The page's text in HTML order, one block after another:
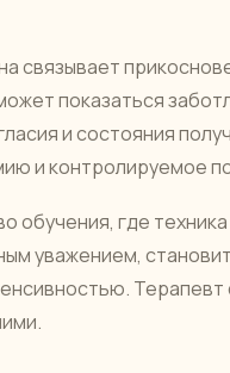
связывает
показаться
и состояния
и контролируемое
обучения, где
уважением,
Терапевт